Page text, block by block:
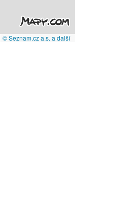
© Seznam.cz a.s. a další